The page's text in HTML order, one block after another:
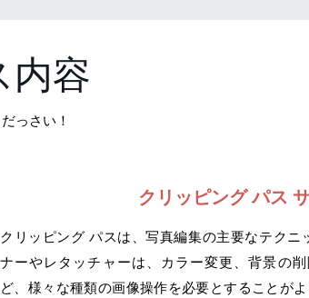
内容
っさい！
クリッピング パス
クリッピング パスは、写真編集の主要なテクニ
ナーやレタッチャーは、カラー変更、背景の
ど、様々な種類の画像操作を必要とすることが